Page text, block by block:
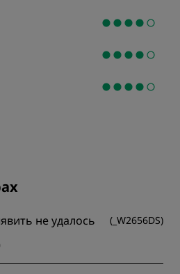
не удалось ( _W2656DS)